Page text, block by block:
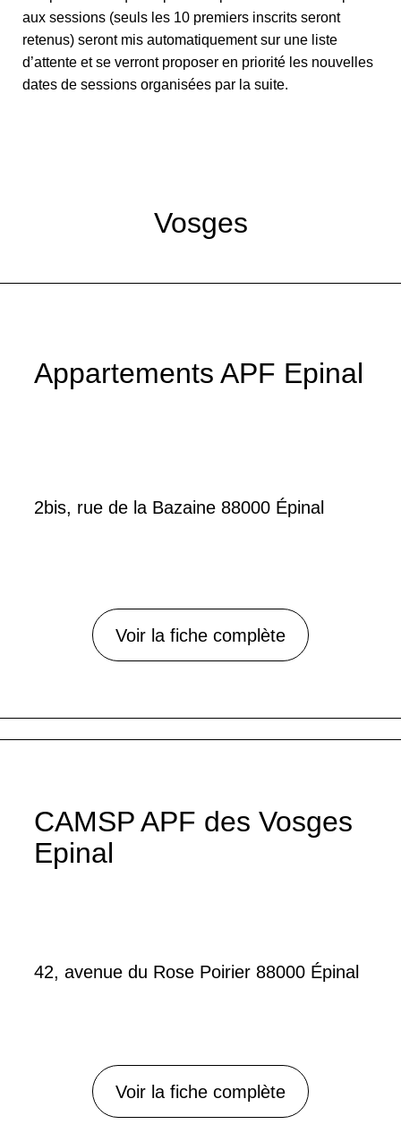
aux sessions (seuls les 10 premiers inscrits seront
retenus) seront mis automatiquement sur une liste
d’attente et se verront proposer en priorité les nouvelles
dates de sessions organisées par la suite.
Vosges
Appartements APF Epinal
2bis, rue de la Bazaine 88000 Épinal
Voir la fiche complète
CAMSP APF des Vosges
Epinal
42, avenue du Rose Poirier 88000 Épinal
Voir la fiche complète